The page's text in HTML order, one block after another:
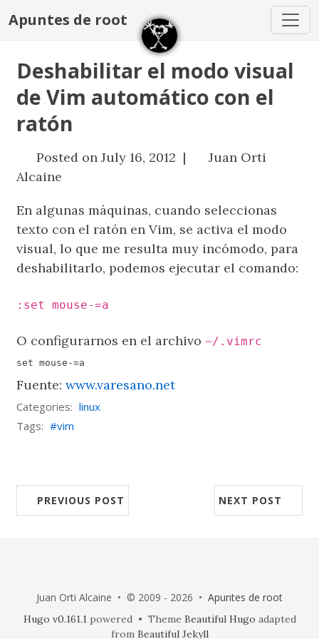
Apuntes de root
Deshabilitar el modo visual
de Vim automático con el
ratón
Posted on July 16, 2012 |
Juan Orti
Alcaine
En algunas máquinas, cuando seleccionas
texto con el ratón en Vim, se activa el modo
visual, lo que me resulta muy incómodo, para
deshabilitarlo, podemos ejecutar el comando:
:set mouse-=a
O configurarnos en el archivo~/.vimrc
Fuente:www.varesano.net
Categories: linux
Tags:
vim
PREVIOUS POST NEXT POST
Juan Orti Alcaine • © 2009 - 2026 • Apuntes de root
Hugo v0.161.1powered • Theme Beautiful Hugo adapted
from Beautiful Jekyll